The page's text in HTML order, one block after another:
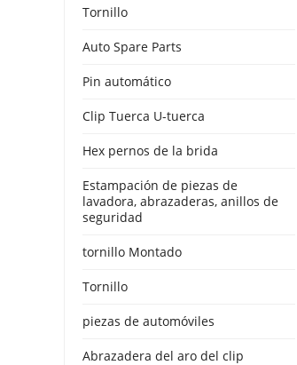
Tornillo
Auto Spare Parts
Pin automático
Clip Tuerca U-tuerca
Hex pernos de la brida
Estampación de piezas de
lavadora, abrazaderas, anillos de
seguridad
tornillo Montado
Tornillo
piezas de automóviles
Abrazadera del aro del clip